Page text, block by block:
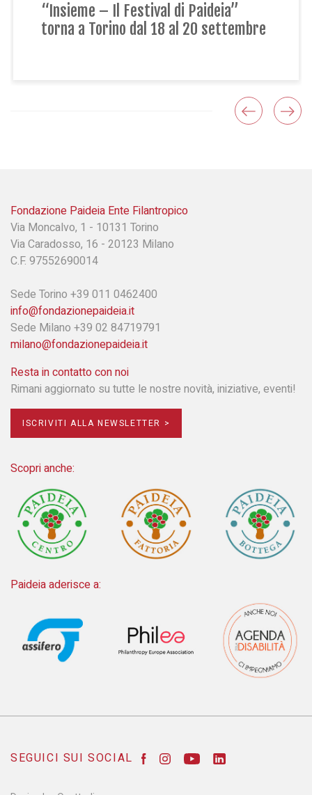
“Insieme – Il Festival di Paideia”
torna a Torino dal 18 al 20 settembre
Fondazione Paideia Ente Filantropico
Via Moncalvo, 1 - 10131 Torino
Via Caradosso, 16 - 20123 Milano
C.F. 97552690014
Sede Torino +39 011 0462400
info@fondazionepaideia.it
Sede Milano +39 02 84719791
milano@fondazionepaideia.it
Resta in contatto con noi
Rimani aggiornato su tutte le nostre novità, iniziative, eventi!
ISCRIVITI ALLA NEWSLETTER >
Scopri anche:
Paideia aderisce a:
SEGUICI SUI SOCIAL